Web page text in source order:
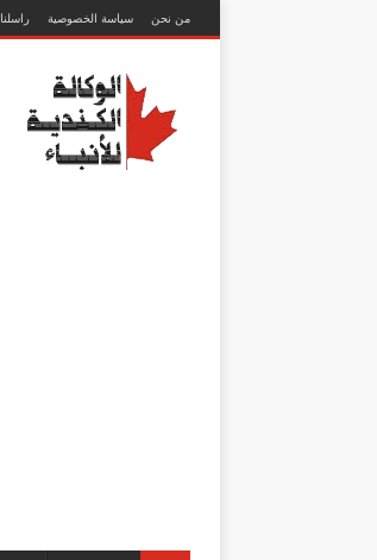
من نحن سياسة الخصوصية راسلنا